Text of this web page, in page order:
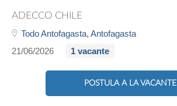
ADECCO CHILE
Todo Antofagasta, Antofagasta
21/06/2026
1 vacante
POSTULA A LA VACANTE